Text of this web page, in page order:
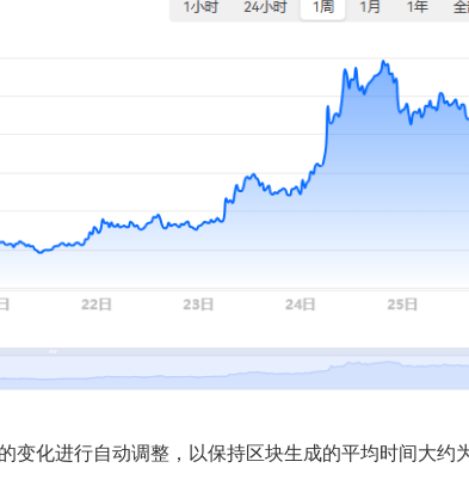
变化进行自动调整，以保持区块生成的平均时间大约